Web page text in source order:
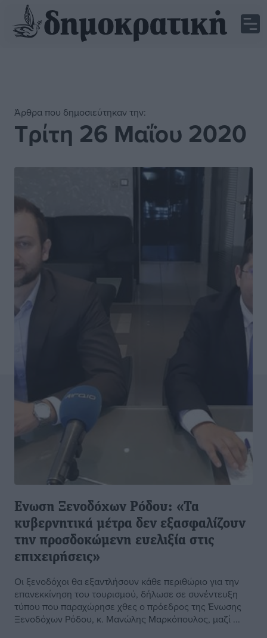
Άρθρα που δημοσιεύτηκαν την:
Τρίτη 26 Μαΐου 2020
Eνωση Ξενοδόχων Pόδου: «Τα
κυβερνητικά μέτρα δεν εξασφαλίζουν
την προσδοκώμενη ευελιξία στις
επιχειρήσεις»
Οι ξενοδόχοι θα εξαντλήσουν κάθε περιθώριο για την
επανεκκίνηση του τουρισμού, δήλωσε σε συνέντευξη
τύπου που παραχώρησε χθες ο πρόεδρος της Ένωσης
Ξενοδόχων Ρόδου, κ. Μανώλης Μαρκόπουλος, μαζί ...